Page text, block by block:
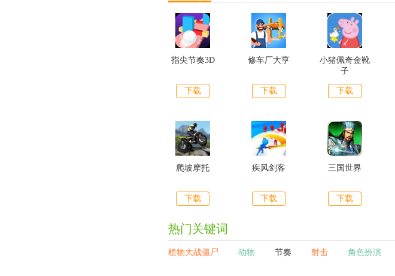
指尖节奏3D
下载
修车厂大亨
下载
小猪佩奇金靴
子
下载
爬坡摩托
下载
疾风剑客
下载
三国世界
下载
热门关键词
植物大战僵尸 动物 节奏 射击 角色扮演